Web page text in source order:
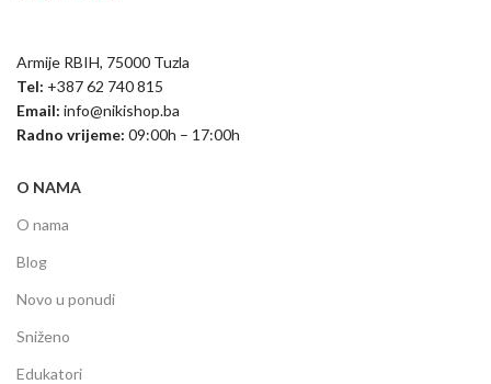
Armije RBIH, 75000 Tuzla
Tel: +387 62 740 815
Email: info@nikishop.ba
Radno vrijeme: 09:00h – 17:00h
O NAMA
O nama
Blog
Novo u ponudi
Sniženo
Edukatori